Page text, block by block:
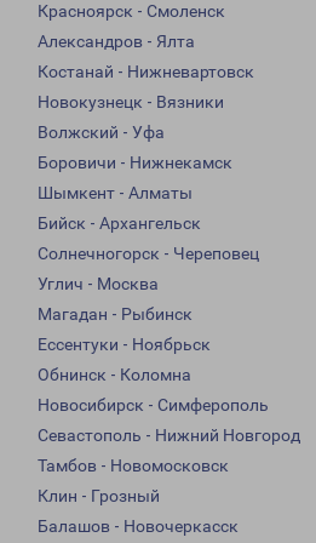
Красноярск - Смоленск
Александров - Ялта
Костанай - Нижневартовск
Новокузнецк - Вязники
Волжский - Уфа
Боровичи - Нижнекамск
Шымкент - Алматы
Бийск - Архангельск
Солнечногорск - Череповец
Углич - Москва
Магадан - Рыбинск
Ессентуки - Ноябрьск
Обнинск - Коломна
Новосибирск - Симферополь
Севастополь - Нижний Новгород
Тамбов - Новомосковск
Клин - Грозный
Балашов - Новочеркасск